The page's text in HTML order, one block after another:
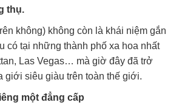
thụ.
không) không còn là khái niệm gắn
có tại những thành phố xa hoa nhất
Las Vegas… mà giờ đây đã trở
giới siêu giàu trên toàn thế giới.
một đẳng cấp